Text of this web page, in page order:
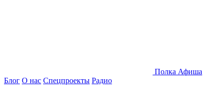
Полка Афиша
Блог О нас Спецпроекты Радио